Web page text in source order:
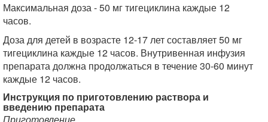
Максимальная доза - 50 мг тигециклина каждые 12
часов.
Доза для детей в возрасте 12-17 лет составляет 50 мг
тигециклина каждые 12 часов. Внутривенная инфузия
препарата должна продолжаться в течение 30-60 минут
каждые 12 часов.
Инструкция по приготовлению раствора и
введению препарата